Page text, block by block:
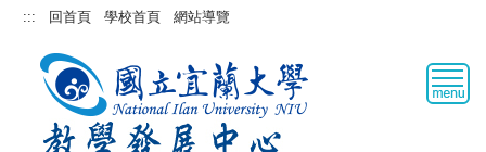
跳::: 回首頁 學校首頁 網站導覽